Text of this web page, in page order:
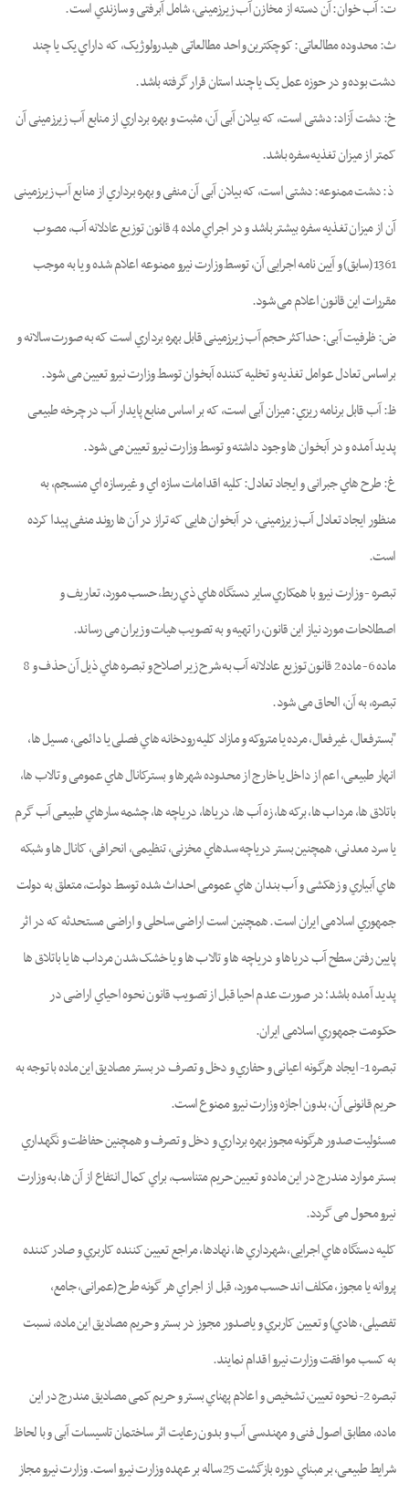
ت: آب ﺧﻮان: آن دﺳﺘﻪ از ﻣﺨﺎزن آب زﯾﺮزﻣﯿﻨﯽ، ﺷﺎﻣﻞ آﺑﺮﻓﺘﯽ و ﺳﺎزﻧﺪي اﺳﺖ.
ث: ﻣﺤﺪوده ﻣﻄﺎﻟﻌﺎﺗﯽ: ﮐﻮﭼﮑﺘﺮﯾﻦ واﺣﺪ ﻣﻄﺎﻟﻌﺎﺗﯽ ﻫﯿﺪروﻟﻮژﯾﮏ، ﮐﻪ داراي ﯾﮏ ﯾﺎ ﭼﻨﺪ
دﺷﺖ ﺑﻮده و در ﺣﻮزه ﻋﻤﻞ ﯾﮏ ﯾﺎ ﭼﻨﺪ اﺳﺘﺎن ﻗﺮار ﮔﺮﻓﺘﻪ ﺑﺎﺷﺪ.
خ: دﺷﺖ آزاد: دﺷﺘﯽ اﺳﺖ، ﮐﻪ ﺑﯿﻼن آﺑﯽ آن، ﻣﺜﺒﺖ و ﺑﻬﺮه ﺑﺮداري از ﻣﻨﺎﺑﻊ آب زﯾﺮزﻣﯿﻨﯽ آن
ﮐﻤﺘﺮ از ﻣﯿﺰان ﺗﻐﺬیه ﺳﻔﺮه ﺑﺎﺷﺪ.
ذ: دﺷﺖ ﻣﻤﻨﻮﻋﻪ: دﺷﺘﯽ اﺳﺖ، ﮐﻪ ﺑﯿﻼن آﺑﯽ آن ﻣﻨﻔﯽ و ﺑﻬﺮه ﺑﺮداري از ﻣﻨﺎﺑﻊ آب زﯾﺮزﻣﯿﻨﯽ
آن از ﻣﯿﺰان تغذیه ﺳﻔﺮه ﺑﯿﺸﺘﺮ ﺑﺎﺷﺪ و در اﺟﺮاي ﻣﺎده 4 ﻗﺎﻧﻮن ﺗﻮزﯾﻊ ﻋﺎدﻻﻧﻪ آب، ﻣﺼﻮب
1361 (ﺳﺎﺑﻖ) و آﯾﯿﻦ ﻧﺎﻣﻪ اﺟﺮاﯾﯽ آن، ﺗﻮﺳﻂ وزارت ﻧﯿﺮو ﻣﻤﻨﻮﻋﻪ اﻋﻼم ﺷﺪه و ﯾﺎ ﺑﻪ ﻣﻮﺟﺐ
ﻣﻘﺮرات اﯾﻦ ﻗﺎﻧﻮن اﻋﻼم ﻣﯽ ﺷﻮد.
ض: ﻇﺮﻓﯿﺖ آﺑﯽ: ﺣﺪاﮐﺜﺮ ﺣﺠﻢ آب زﯾﺮزﻣﯿﻨﯽ ﻗﺎﺑﻞ ﺑﻬﺮه ﺑﺮداري اﺳﺖ ﮐﻪ ﺑﻪ ﺻﻮرت ﺳﺎﻻﻧﻪ و
ﺑﺮاﺳﺎس ﺗﻌﺎدل ﻋﻮاﻣﻞ ﺗﻐﺬﯾﻪ و ﺗﺨﻠﯿﻪ ﮐﻨﻨﺪه آﺑﺨﻮان ﺗﻮﺳﻂ وزارت ﻧﯿﺮو ﺗﻌﯿﯿﻦ ﻣﯽ ﺷﻮد.
ظ: آب ﻗﺎﺑﻞ ﺑﺮﻧﺎﻣﻪ رﯾﺰي: ﻣﯿﺰان آﺑﯽ اﺳﺖ، ﮐﻪ ﺑﺮ اﺳﺎس ﻣﻨﺎﺑﻊ ﭘﺎﯾﺪار آب در ﭼﺮﺧﻪ ﻃﺒﯿﻌﯽ
ﭘﺪﯾﺪ آﻣﺪه و در آﺑﺨﻮان ﻫﺎ وﺟﻮد داﺷﺘﻪ و ﺗﻮﺳﻂ وزارت ﻧﯿﺮو ﺗﻌﯿﯿﻦ ﻣﯽ ﺷﻮد.
غ: ﻃﺮح ﻫﺎي ﺟﺒﺮاﻧﯽ و اﯾﺠﺎد ﺗﻌﺎدل: ﮐﻠﯿﻪ اﻗﺪاﻣﺎت ﺳﺎزه اي و ﻏﯿﺮﺳﺎزه اي ﻣﻨﺴﺠﻢ، ﺑﻪ
ﻣﻨﻈﻮر اﯾﺠﺎد ﺗﻌﺎدل آب زﯾﺮزﻣﯿﻨﯽ، در آﺑﺨﻮان ﻫﺎﯾﯽ ﮐﻪ ﺗﺮاز در آن ﻫﺎ روﻧﺪ ﻣﻨﻔﯽ ﭘﯿﺪا ﮐﺮده
اﺳﺖ.
ﺗﺒﺼﺮه - وزارت ﻧﯿﺮو ﺑﺎ ﻫﻤﮑﺎري ﺳﺎﯾﺮ دﺳﺘﮕﺎه ﻫﺎي ذي رﺑﻂ، ﺣﺴﺐ ﻣﻮرد، ﺗﻌﺎرﯾﻒ و
اﺻﻄﻼﺣﺎت ﻣﻮرد ﻧﯿﺎز اﯾﻦ ﻗﺎﻧﻮن، را ﺗﻬﯿﻪ و ﺑﻪ ﺗﺼﻮﯾﺐ ﻫﯿﺎت وزﯾﺮان ﻣﯽ رﺳﺎﻧﺪ.
ﻣﺎده 6- ﻣﺎده 2 ﻗﺎﻧﻮن ﺗﻮزﯾﻊ ﻋﺎدﻻﻧﻪ آب ﺑﻪ ﺷﺮح زﯾﺮ اﺻﻼح و ﺗﺒﺼﺮه ﻫﺎي ذﯾﻞ آن ﺣﺬف و 8
ﺗﺒﺼﺮه، ﺑﻪ آن، اﻟﺤﺎق ﻣﯽ ﺷﻮد.
"ﺑﺴﺘﺮﻓﻌﺎل، ﻏﯿﺮﻓﻌﺎل، ﻣﺮده ﯾﺎ ﻣﺘﺮوﮐﻪ و ﻣﺎزاد ﮐﻠﯿﻪ رودﺧﺎﻧﻪ ﻫﺎي ﻓﺼﻠﯽ ﯾﺎ داﺋﻤﯽ، ﻣﺴﯿﻞ ﻫﺎ،
اﻧﻬﺎر ﻃﺒﯿﻌﯽ، اﻋﻢ از داﺧﻞ ﯾﺎ ﺧﺎرج از ﻣﺤﺪوده ﺷﻬﺮﻫﺎ و ﺑﺴﺘﺮﮐﺎﻧﺎل ﻫﺎي ﻋﻤﻮﻣﯽ و ﺗﺎﻻب ﻫﺎ،
ﺑﺎﺗﻼق ﻫﺎ، ﻣﺮداب ﻫﺎ، ﺑﺮﮐﻪ ﻫﺎ، زه آب ﻫﺎ، درﯾﺎﻫﺎ، درﯾﺎﭼﻪ ﻫﺎ، ﭼﺸﻤﻪ ﺳﺎرﻫﺎي ﻃﺒﯿﻌﯽ آب ﮔﺮم
ﯾﺎ ﺳﺮد ﻣﻌﺪﻧﯽ، ﻫﻤﭽﻨﯿﻦ ﺑﺴﺘﺮ درﯾﺎﭼﻪ ﺳﺪﻫﺎي مخزنی، ﺗﻨﻈﯿﻤﯽ، اﻧﺤﺮاﻓﯽ، ﮐﺎﻧﺎل ﻫﺎ و ﺷﺒﮑﻪ
ﻫﺎي آﺑﯿﺎري و زﻫﮑﺸﯽ و آب ﺑﻨﺪان ﻫﺎي ﻋﻤﻮﻣﯽ اﺣﺪاث ﺷﺪه ﺗﻮﺳﻂ دوﻟﺖ، ﻣﺘﻌﻠﻖ ﺑﻪ دوﻟﺖ
ﺟﻤﻬﻮري اﺳﻼﻣﯽ اﯾﺮان اﺳﺖ. ﻫﻤﭽﻨﯿﻦ اﺳﺖ اراﺿﯽ ﺳﺎﺣﻠﯽ و اراﺿﯽ مستحدثه ﮐﻪ در اﺛﺮ
ﭘﺎﯾﯿﻦ رﻓﺘﻦ ﺳﻄﺢ آب درﯾﺎﻫﺎ و درﯾﺎﭼﻪ ﻫﺎ و ﺗﺎﻻب ﻫﺎ و ﯾﺎ ﺧﺸﮏ ﺷﺪن ﻣﺮداب ﻫﺎ ﯾﺎ ﺑﺎﺗﻼق ﻫﺎ
ﭘﺪﯾﺪ آﻣﺪه ﺑﺎﺷﺪ؛ در ﺻﻮرت ﻋﺪم اﺣﯿﺎ ﻗﺒﻞ از ﺗﺼﻮﯾﺐ ﻗﺎﻧﻮن ﻧﺤﻮه اﺣﯿﺎي اراﺿﯽ در
ﺣﮑﻮﻣﺖ ﺟﻤﻬﻮري اﺳﻼﻣﯽ اﯾﺮان.
ﺗﺒﺼﺮه 1- اﯾﺠﺎد ﻫﺮﮔﻮﻧﻪ اﻋﯿﺎﻧﯽ و ﺣﻔﺎري و دﺧﻞ و ﺗﺼﺮف در ﺑﺴﺘﺮ ﻣﺼﺎدﯾﻖ اﯾﻦ ﻣﺎده ﺑﺎ ﺗﻮﺟﻪ ﺑﻪ
حریم ﻗﺎﻧﻮﻧﯽ آن، ﺑﺪون اﺟﺎزه وزارت ﻧﯿﺮو ﻣﻤﻨﻮع اﺳﺖ.
ﻣﺴﺌﻮﻟﯿﺖ ﺻﺪور ﻫﺮﮔﻮﻧﻪ ﻣﺠﻮز ﺑﻬﺮه ﺑﺮداري و دﺧﻞ و ﺗﺼﺮف و ﻫﻤﭽﻨﯿﻦ ﺣﻔﺎﻇﺖ و ﻧﮕﻬﺪاري
ﺑﺴﺘﺮ ﻣﻮارد ﻣﻨﺪرج در اﯾﻦ ﻣﺎده و ﺗﻌﯿﯿﻦ ﺣﺮﯾﻢ ﻣﺘﻨﺎﺳﺐ، ﺑﺮاي ﮐﻤﺎل اﻧﺘﻔﺎع از آن ﻫﺎ، ﺑﻪ وزارت
ﻧﯿﺮو ﻣﺤﻮل ﻣﯽ ﮔﺮدد.
ﮐﻠﯿﻪ دﺳﺘﮕﺎه ﻫﺎي اﺟﺮاﯾﯽ، ﺷﻬﺮداري ﻫﺎ، ﻧﻬﺎدﻫﺎ، ﻣﺮاﺟﻊ ﺗﻌﯿﯿﻦ ﮐﻨﻨﺪه ﮐﺎرﺑﺮي و ﺻﺎدر ﮐﻨﻨﺪه
ﭘﺮواﻧﻪ ﯾﺎ ﻣﺠﻮز، ﻣﮑﻠﻒ اﻧﺪ ﺣﺴﺐ ﻣﻮرد، ﻗﺒﻞ از اﺟﺮاي ﻫﺮ ﮔﻮﻧﻪ ﻃﺮح (ﻋﻤﺮاﻧﯽ، ﺟﺎﻣﻊ،
ﺗﻔﺼﯿﻠﯽ، ﻫﺎدي) و ﺗﻌﯿﯿﻦ ﮐﺎرﺑﺮي و ﯾﺎﺻﺪور ﻣﺠﻮز در ﺑﺴﺘﺮ و ﺣﺮﯾﻢ ﻣﺼﺎدﯾﻖ اﯾﻦ ﻣﺎده، ﻧﺴﺒﺖ
ﺑﻪ ﮐﺴﺐ ﻣﻮاﻓﻘﺖ وزارت ﻧﯿﺮو اﻗﺪام ﻧﻤﺎﯾﻨﺪ.
ﺗﺒﺼﺮه 2- ﻧﺤﻮه ﺗﻌﯿﯿﻦ، ﺗﺸﺨﯿﺺ و اﻋﻼم ﭘﻬﻨﺎي ﺑﺴﺘﺮ و ﺣﺮﯾﻢ ﮐﻤﯽ ﻣﺼﺎدﯾﻖ ﻣﻨﺪرج در اﯾﻦ
ﻣﺎده، ﻣﻄﺎﺑﻖ اﺻﻮل ﻓﻨﯽ و ﻣﻬﻨﺪﺳﯽ آب و ﺑﺪون رﻋﺎﯾﺖ اﺛﺮ ﺳﺎﺧﺘﻤﺎن ﺗﺎﺳﯿﺴﺎت آﺑﯽ و ﺑﺎ ﻟﺤﺎظ
ﺷﺮاﯾﻂ ﻃﺒﯿﻌﯽ، ﺑﺮ ﻣﺒﻨﺎي دوره ﺑﺎزﮔﺸﺖ 25 ﺳﺎﻟﻪ ﺑﺮ ﻋﻬﺪه وزارت ﻧﯿﺮو اﺳﺖ. وزارت ﻧﯿﺮو ﻣﺠﺎز